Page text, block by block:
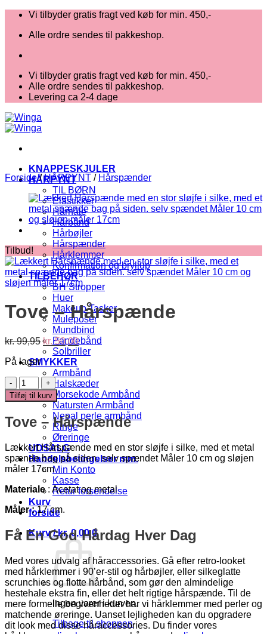
Fortsæt
indhold
Vi tilbyder gratis fragt ved køb for min. 450,-
Alle ordre sendes til pakkeshop.
Vi tilbyder gratis fragt ved køb for min. 450,-
Alle ordre sendes til pakkeshop.
Levering ca 2-4 dage
KNAPPESKJULER
HÅRPYNT
TIL BØRN
Elastikker
Hårnåle
Hårbånd
Hårbøjler
Hårspænder
Hårklemmer
Konfirmation og bryllup
TILBEHØR
BH Stropper
Huer
Makeup Tasker
Muleposer
Mundbind
Pandebånd
Solbriller
SMYKKER
Armbånd
Halskæder
Morsekode Armbånd
Natursten Armbånd
Nepal perle armbånd
Ringe
Øreringe
UDSALG
Handelsbetingelser mm.
Min Konto
Kasse
Retur forsendelse
Kurv
forside
Kurv /kr.0,00 0
Ingen varer i kurven.
Tilbage til shoppen
Forside / HÅRPYNT / Hårspænder
Tilbud!
Tove – Hårspænde
kr.99,95Den
oprindelige
pris
var:
kr. 99,95.
kr.50,00Den
aktuelle
er:
kr. 50,00.
På lager
Tove
-
Hårspænde
Tilføj til kurv
Tove – Hårspænde
Lækkert Hårspænde med en stor sløjfe i silke, med et metal
spænde bag på siden. selv spændet Måler 10 cm og sløjen
måler 17cm
Materiale: Acetat og metal
Måler :17 cm.
Få En God Hårdag Hver Dag
Med vores udvalg af håraccessories. Gå efter retro-looket
med hårklemmer i 90’er-stil og hårbøjler, eller silkeglatte
scrunchies og flotte hårbånd, som gør den almindelige
hestehale ekstra fin, eller det helt rigtige hårspænde. Til de
mere formelle begivenheder har vi hårklemmer med perler og
matchende øreringe. Uanset lejligheden kan du opgradere
dit look med disse håraccessories. Du finder vores